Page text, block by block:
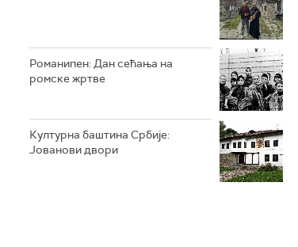
Романипен: Дан сећања на
ромске жртве
Културна баштина Србије:
Јованови двори